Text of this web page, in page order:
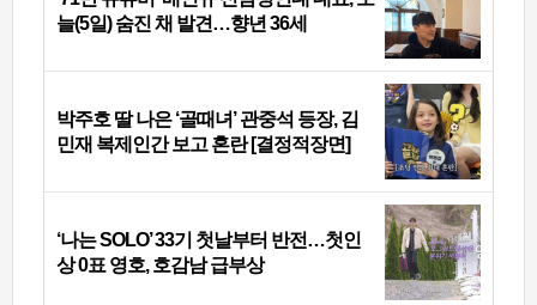
늘(5일) 숨진 채 발견…향년 36세
박주호 딸 나은 ‘골때녀’ 관중석 등장, 김
민재 복제인간 보고 혼란 [결정적장면]
‘나는 SOLO’ 33기 첫날부터 반전…첫인
상 0표 영호, 호감남 급부상